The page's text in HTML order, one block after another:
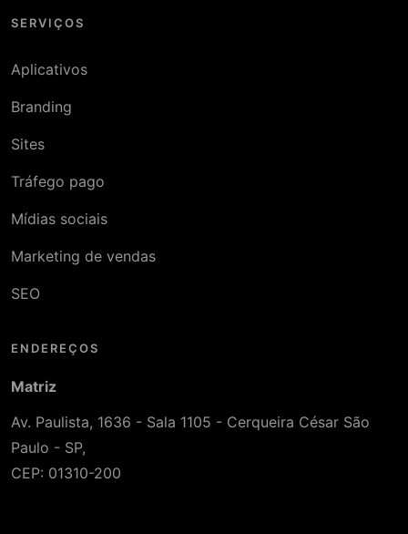
SERVIÇOS
Aplicativos
Branding
Sites
Tráfego pago
Mídias sociais
Marketing de vendas
SEO
ENDEREÇOS
Matriz
Av. Paulista, 1636 - Sala 1105 - Cerqueira César São
Paulo - SP,
CEP: 01310-200